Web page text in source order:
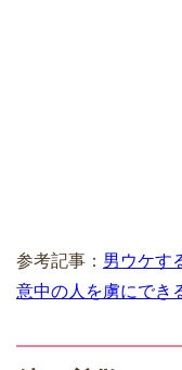
参考記事： 男ウケす
意中の人を虜にでき